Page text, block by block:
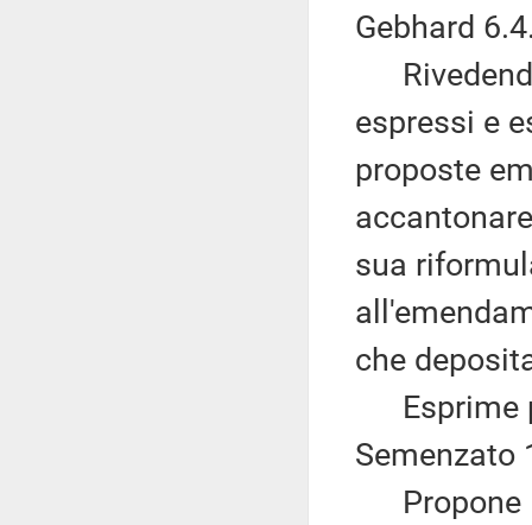
Gebhard
espressi e
proposte
sua
che
Esprime
Semenzato
Propone